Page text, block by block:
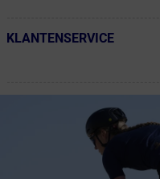
← Terug naar productnavigatie
KLANTENSERVICE